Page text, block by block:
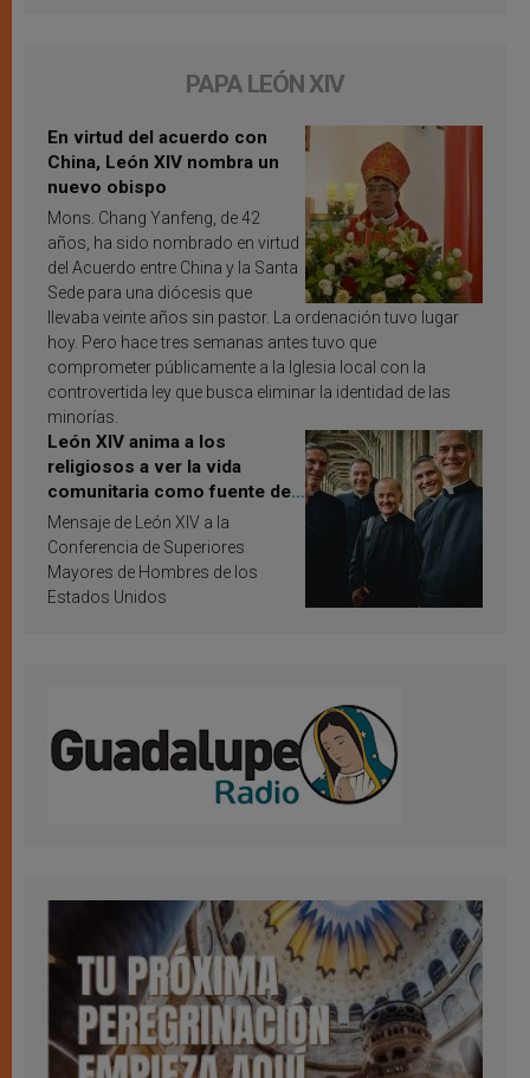
PAPA LEÓN XIV
En virtud del acuerdo con
China, León XIV nombra un
nuevo obispo
Mons. Chang Yanfeng, de 42
años, ha sido nombrado en virtud
del Acuerdo entre China y la Santa
Sede para una diócesis que
llevaba veinte años sin pastor. La ordenación tuvo lugar
hoy. Pero hace tres semanas antes tuvo que
comprometer públicamente a la Iglesia local con la
controvertida ley que busca eliminar la identidad de las
minorías.
León XIV anima a los
religiosos a ver la vida
comunitaria como fuente de
inspiración y santificación
Mensaje de León XIV a la
Conferencia de Superiores
Mayores de Hombres de los
Estados Unidos